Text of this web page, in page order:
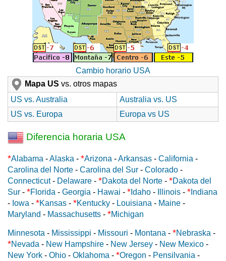
Cambio horario USA
Mapa US vs. otros mapas
US vs. Australia
Australia vs. US
US vs. Europa
Europa vs US
Diferencia horaria USA
*Alabama -Alaska - *Arizona -Arkansas - California -
Carolina del Norte - Carolina del Sur - Colorado -
Connecticut- Delaware - *Dakota del Norte - *Dakota del
Sur - *Florida - Georgia - Hawai - * Idaho - Illinois - * Indiana
- Iowa - *Kansas - *Kentucky - Louisiana - Maine -
Maryland - Massachusetts - *Michigan
Minnesota - Mississippi - Missouri - Montana - *Nebraska -
*Nevada - New Hampshire - New Jersey - New Mexico -
New York - Ohio - Oklahoma - *Oregon - Pensilvania -